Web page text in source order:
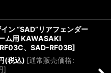
ン “SAD”リアフェンダー
ム用 KAWASAKI
、SAD-RF03B]
(税込) [通常販売価格:
]